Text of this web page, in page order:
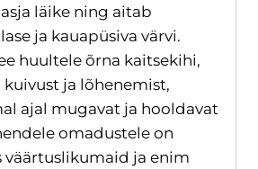
läike ning aitab
ja kauapüsiva värvi.
huultele õrna kaitsekihi,
ja lõhenemist,
ajal mugavat ja hooldavat
omadustele on
väärtuslikumaid ja enim